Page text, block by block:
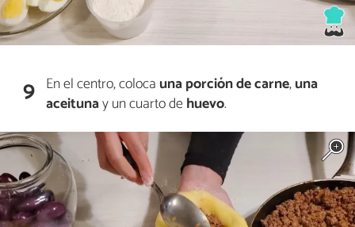
9 En el centro, coloca una porción de carne,una
aceitunay un cuarto dehuevo.